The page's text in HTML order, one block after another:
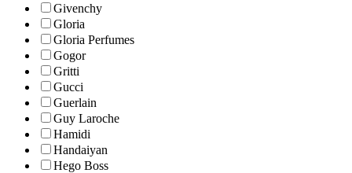
Givenchy
Gloria
Gloria Perfumes
Gogor
Gritti
Gucci
Guerlain
Guy Laroche
Hamidi
Handaiyan
Hego Boss